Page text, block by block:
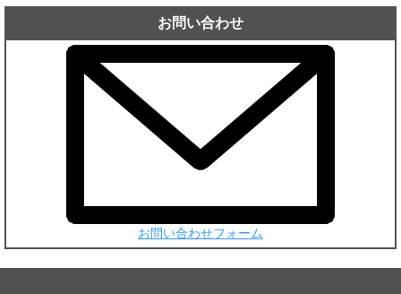
カ
ブ
お問い合わせ
お問い合わせフォーム